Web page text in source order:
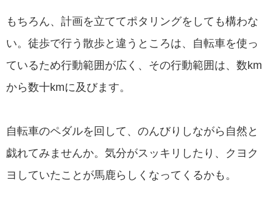
もちろん、計画を立ててポタリングをしても構わな
い。徒歩で行う散歩と違うところは、自転車を使っ
ているため行動範囲が広く、その行動範囲は、数km
から数十kmに及びます。
自転車のペダルを回して、のんびりしながら自然と
戯れてみませんか。気分がスッキリしたり、クヨク
ヨしていたことが馬鹿らしくなってくるかも。